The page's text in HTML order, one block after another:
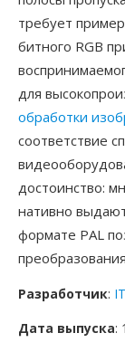
требует
битного RGB
для
обработки
соответствие
достоинство:
нативно
формате PAL
Разработчик:
Дата выпуска: